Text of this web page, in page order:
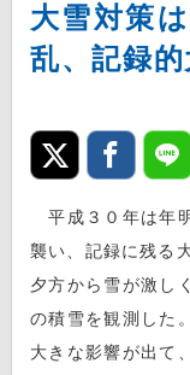
大雪対策
乱、記録
平成３０年は年
襲い、記録に残る
夕方から雪が激し
の積雪を観測した
大きな影響が出て